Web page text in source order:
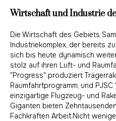
Wirtschaft und Industrie
Die Wirtschaft des Gebiets
Industriekomplex, der bereits
sich bis heute dynamisch
stolz auf ihren Luft- und
"Progress" produziert
Raumfahrtprogramm, und
einzigartige Flugzeug- und
Giganten bieten
Fachkräften Arbeit.Nicht